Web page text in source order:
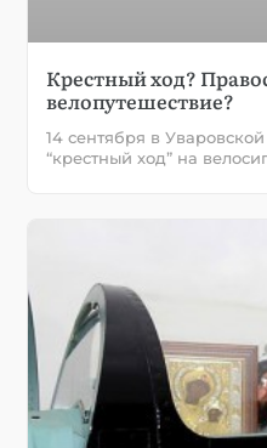
Крестный ход?
велопутешествие?
14 сентября в
“крестный ход” на